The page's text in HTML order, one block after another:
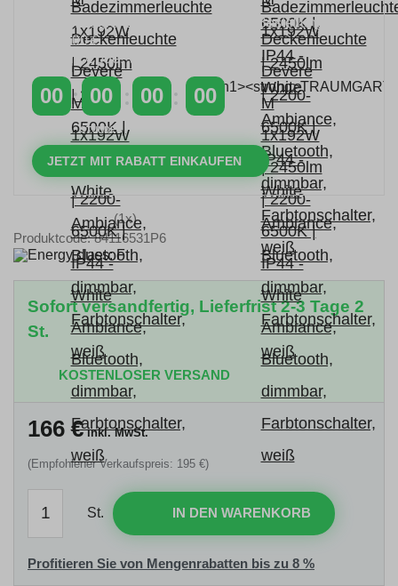
Zeitlich begrenzter 20 % Rabatt auf Bestellungen
über 400 €
mit dem Code: VIP20AT
00 00
STUNDEN
00 00
JETZT MIT RABATT EINKAUFEN
(1x)
Produktcode: 84116531P6
Sofort versandfertig, Lieferfrist 2-3 Tage 2
St.
KOSTENLOSER VERSAND
166 €inkl. MwSt.
(Empfohlener Verkaufspreis: 195 €)
St. IN DEN WARENKORB
Profitieren Sie von Mengenrabatten bis zu 8 %